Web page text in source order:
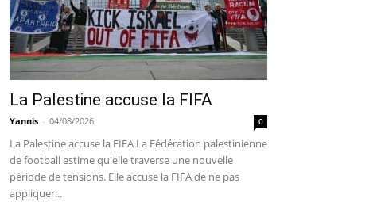
La Palestine accuse la FIFA
Yannis - 04/08/2026 0
La Palestine accuse la FIFA La Fédération palestinienne
de football estime qu'elle traverse une nouvelle
période de tensions. Elle accuse la FIFA de ne pas
appliquer...